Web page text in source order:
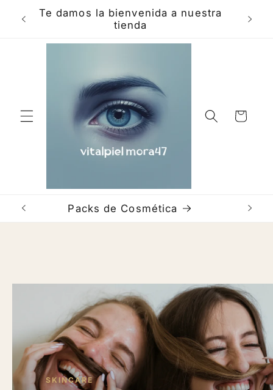
Skip to
content
Te damos la bienvenida a nuestra
tienda
Cart
Packs de Cosmética
SKINCARE